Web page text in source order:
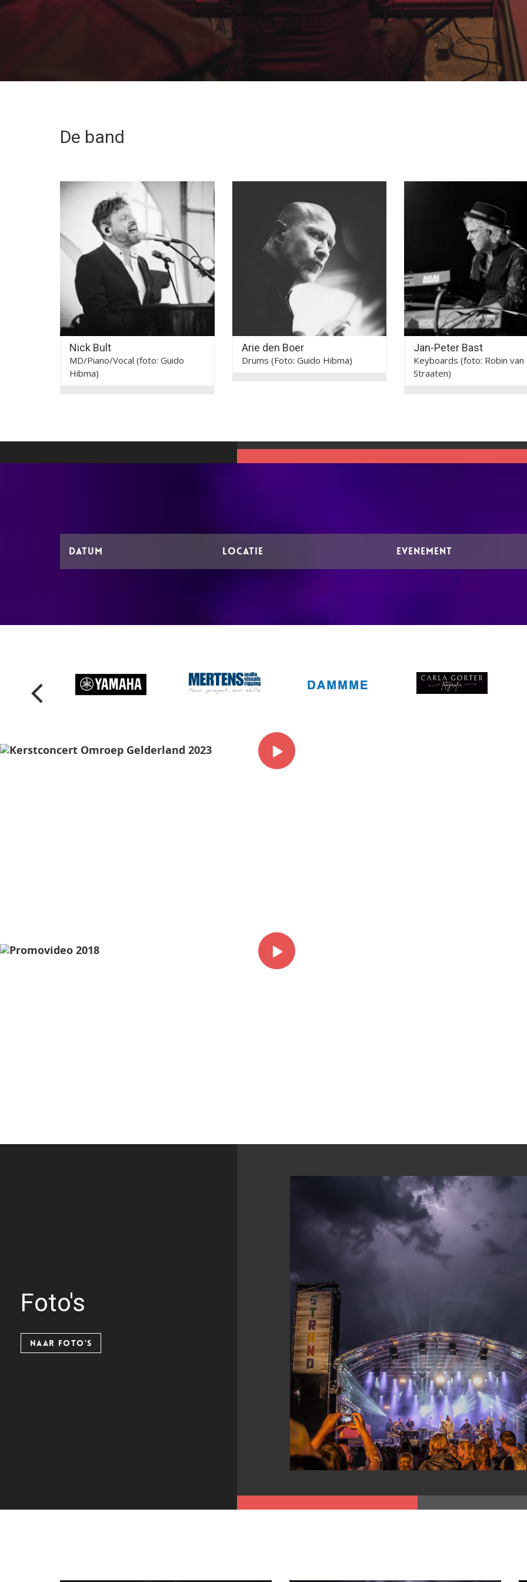
De band
Nick Bult
MD/Piano/Vocal (foto: Guido
Hibma)
Arie den Boer
Drums (Foto: Guido Hibma)
Jan-Peter Bast
Keyboards (foto: Robin van
Straaten)
DATUM LOCATIE EVENEMENT
Foto's
NAAR FOTO'S